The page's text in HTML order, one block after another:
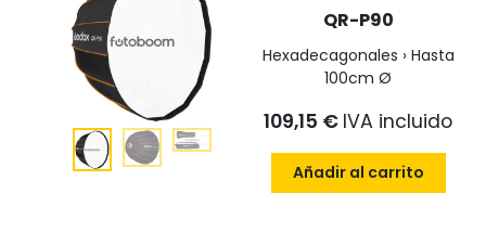
QR-P90
Hexadecagonales › Hasta
100cm Ø
109,15 € IVA incluido
Añadir al carrito